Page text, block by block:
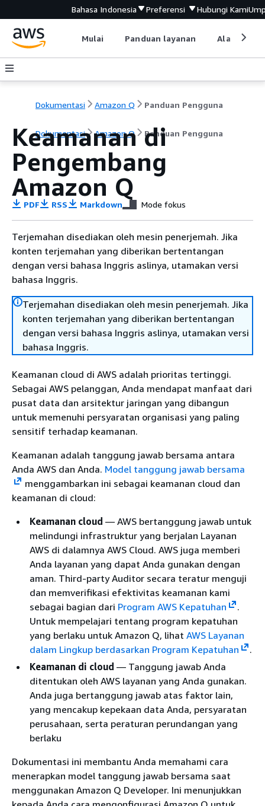
Bahasa Indonesia Preferensi Hubungi Kami
Mulai Panduan layanan Alat
Dokumentasi Amazon Q Panduan Pengguna
Dokumentasi Amazon Q Panduan Pengguna
Keamanan di
Pengembang
Amazon Q
PDF RSS Markdown Mode fokus
Terjemahan disediakan oleh mesin penerjemah. Jika
konten terjemahan yang diberikan bertentangan
dengan versi bahasa Inggris aslinya, utamakan versi
bahasa Inggris.
Terjemahan disediakan oleh mesin penerjemah. Jika
konten terjemahan yang diberikan bertentangan
dengan versi bahasa Inggris aslinya, utamakan versi
bahasa Inggris.
Keamanan cloud di AWS adalah prioritas tertinggi.
Sebagai AWS pelanggan, Anda mendapat manfaat dari
pusat data dan arsitektur jaringan yang dibangun
untuk memenuhi persyaratan organisasi yang paling
sensitif terhadap keamanan.
Keamanan adalah tanggung jawab bersama antara
Anda AWS dan Anda. Model tanggung jawab bersama
menggambarkan ini sebagai keamanan cloud dan
keamanan di cloud:
Keamanan cloud — AWS bertanggung jawab untuk
melindungi infrastruktur yang berjalan Layanan
AWS di dalamnya AWS Cloud. AWS juga memberi
Anda layanan yang dapat Anda gunakan dengan
aman. Third-party Auditor secara teratur menguji
dan memverifikasi efektivitas keamanan kami
sebagai bagian dari Program AWS Kepatuhan
.
Untuk mempelajari tentang program kepatuhan
yang berlaku untuk Amazon Q, lihat AWS Layanan
dalam Lingkup berdasarkan Program Kepatuhan
.
Keamanan di cloud — Tanggung jawab Anda
ditentukan oleh AWS layanan yang Anda gunakan.
Anda juga bertanggung jawab atas faktor lain,
yang mencakup kepekaan data Anda, persyaratan
perusahaan, serta peraturan perundangan yang
berlaku
Dokumentasi ini membantu Anda memahami cara
menerapkan model tanggung jawab bersama saat
menggunakan Amazon Q Developer. Ini menunjukkan